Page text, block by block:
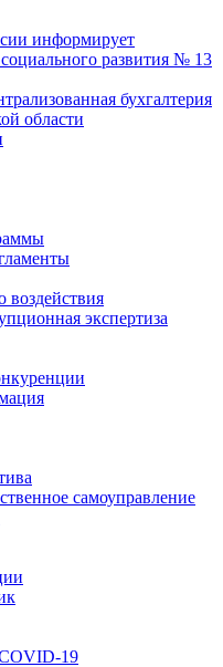
информирует
развития № 13
бухгалтерия
области
экспертиза
самоуправление
19